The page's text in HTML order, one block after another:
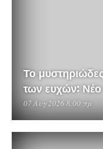
Το
των ευχών: Νέο
07 Αυγ 2026 8:00 πμ